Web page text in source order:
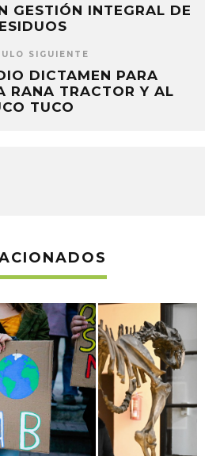
GESTIÓN INTEGRAL DE
SIGUIENTE
DICTAMEN PARA
RANA TRACTOR Y AL
TUCO